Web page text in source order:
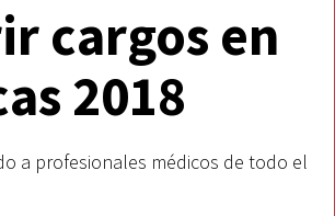
cargos en
2018
a profesionales médicos de todo el